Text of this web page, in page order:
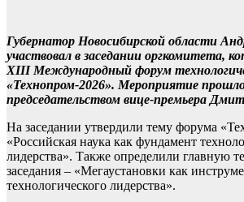
Губернатор Новосибирской области
участвовал в заседании оргкомитета,
XIII Международный форум
«Технопром-2026». Мероприятие
председательством вице-премьера
На заседании утвердили тему форума
«Российская наука как фундамент
лидерства». Также определили главную
заседания – «Мегаустановки как
технологического лидерства».